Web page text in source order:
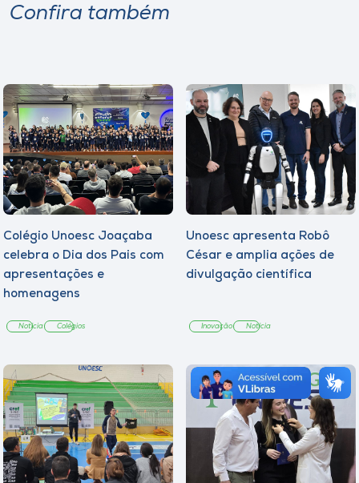
Confira também
Colégio Unoesc Joaçaba
celebra o Dia dos Pais com
apresentações e
homenagens
Notícia Colégios
Unoesc apresenta Robô
César e amplia ações de
divulgação científica
Inovação Notícia